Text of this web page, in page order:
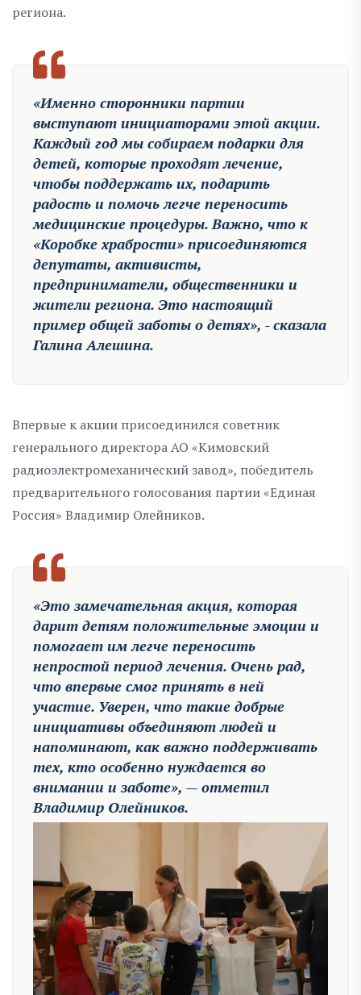
региона.
«Именно сторонники партии
выступают инициаторами этой акции.
Каждый год мы собираем подарки для
детей, которые проходят лечение,
чтобы поддержать их, подарить
радость и помочь легче переносить
медицинские процедуры. Важно, что к
«Коробке храбрости» присоединяются
депутаты, активисты,
предприниматели, общественники и
жители региона. Это настоящий
пример общей заботы о детях», - сказала
Галина Алешина.
Впервые к акции присоединился советник
генерального директора АО «Кимовский
радиоэлектромеханический завод», победитель
предварительного голосования партии «Единая
Россия» Владимир Олейников.
«Это замечательная акция, которая
дарит детям положительные эмоции и
помогает им легче переносить
непростой период лечения. Очень рад,
что впервые смог принять в ней
участие. Уверен, что такие добрые
инициативы объединяют людей и
напоминают, как важно поддерживать
тех, кто особенно нуждается во
внимании и заботе», — отметил
Владимир Олейников.